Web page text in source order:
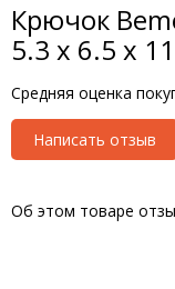
Крючок
5.3 x 6.5 x
Средняя оценка
Написать отзыв
Об этом товаре